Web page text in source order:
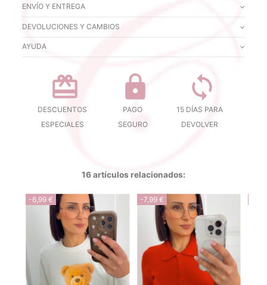
ENVÍO Y ENTREGA
DEVOLUCIONES Y CAMBIOS
AYUDA
DESCUENTOS
ESPECIALES
PAGO
SEGURO
15 DÍAS PARA
DEVOLVER
16 artículos relacionados:
-6,99 € -7,99 €